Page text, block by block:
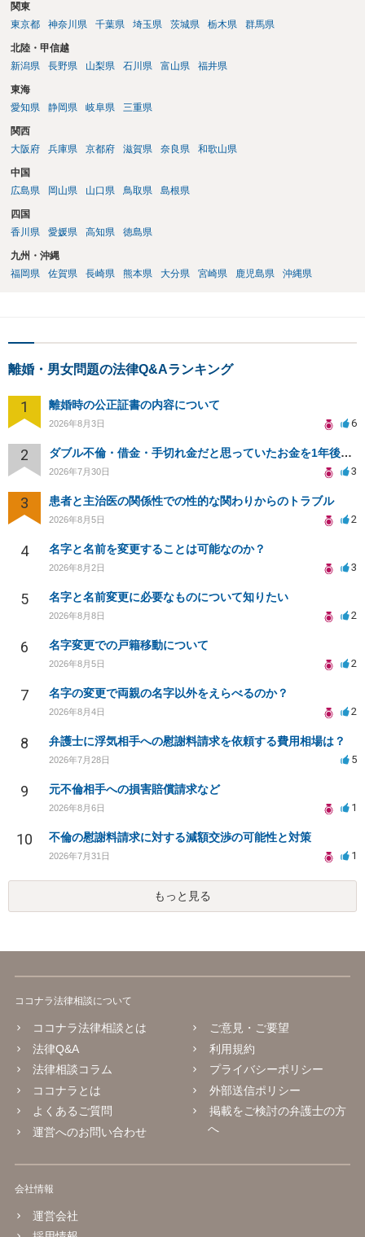
関東
東京都
神奈川県 千葉県 埼玉県 茨城県 栃木県 群馬県
北陸・甲信越
新潟県
長野県 山梨県 石川県 富山県 福井県
東海
愛知県
静岡県 岐阜県 三重県
関西
大阪府
兵庫県 京都府 滋賀県 奈良県 和歌山県
中国
広島県
岡山県 山口県 鳥取県 島根県
四国
香川県
愛媛県 高知県 徳島県
九州・沖縄
福岡県
佐賀県 長崎県 熊本県 大分県 宮崎県 鹿児島県 沖縄県
離婚・男女問題の法律Q&Aランキング
1 離婚時の公正証書の内容について
2026年8月3日 6
2 ダブル不倫・借金・手切れ金だと思っていたお金を1年後いまさら脅迫罪として通知書が来てまとめて請求
2026年7月30日 3
3 患者と主治医の関係性での性的な関わりからのトラブル
2026年8月5日 2
4 名字と名前を変更することは可能なのか？
2026年8月2日 3
5 名字と名前変更に必要なものについて知りたい
2026年8月8日 2
6 名字変更での戸籍移動について
2026年8月5日 2
7 名字の変更で両親の名字以外をえらべるのか？
2026年8月4日 2
8 弁護士に浮気相手への慰謝料請求を依頼する費用相場は？
2026年7月28日 5
9 元不倫相手への損害賠償請求など
2026年8月6日 1
10 不倫の慰謝料請求に対する減額交渉の可能性と対策
2026年7月31日 1
もっと見る
ココナラ法律相談について
ココナラ法律相談とは
法律Q&A
法律相談コラム
ココナラとは
よくあるご質問
運営へのお問い合わせ
ご意見・ご要望
利用規約
プライバシーポリシー
外部送信ポリシー
掲載をご検討の弁護士の方
へ
会社情報
運営会社